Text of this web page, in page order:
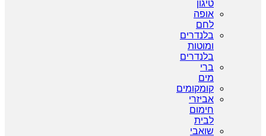
טיגון
אופה
לחם
בלנדרים
ומוטות
בלנדרים
ברי
מים
קומקומים
אביזרי
חימום
לבית
שואבי